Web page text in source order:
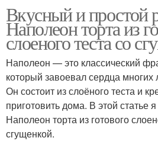
Вкусный и простой
Наполеон торта из
слоеного теста со
Наполеон — это классический
который завоевал сердца многих
Он состоит из слоёного теста и
приготовить дома. В этой статье
Наполеон торта из готового
сгущенкой.